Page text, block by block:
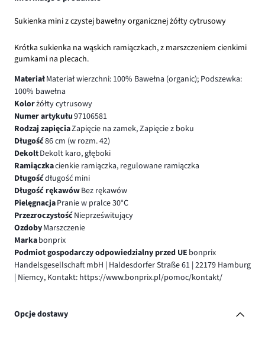
Sukienka mini z czystej bawełny organicznej żółty cytrusowy
Krótka sukienka na wąskich ramiączkach, z marszczeniem cienkimi
gumkami na plecach.
MateriałMateriał wierzchni: 100% Bawełna (organic); Podszewka:
100% bawełna
Kolorżółty cytrusowy
Numer artykułu97106581
Rodzaj zapięciaZapięcie na zamek, Zapięcie z boku
Długość86 cm (w rozm. 42)
DekoltDekolt karo, głęboki
Ramiączkacienkie ramiączka, regulowane ramiączka
Długośćdługość mini
Długość rękawówBez rękawów
PielęgnacjaPranie w pralce 30°C
PrzezroczystośćNieprześwitujący
OzdobyMarszczenie
Markabonprix
Podmiot gospodarczy odpowiedzialny przed UE bonprix
Handelsgesellschaft mbH | Haldesdorfer Straße 61 | 22179 Hamburg
| Niemcy, Kontakt: https://www.bonprix.pl/pomoc/kontakt/
Opcje dostawy